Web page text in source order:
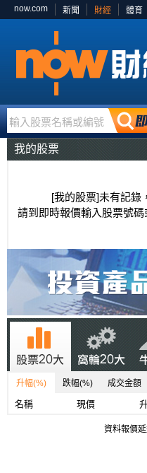
now.com 新聞 財經 體育
輸入股票名稱或編號
我的股票
[我的股票]未有記錄，
請到即時報價輸入股票號碼
升幅(%) 跌幅(%) 成交金額
名稱 現價
資料報價